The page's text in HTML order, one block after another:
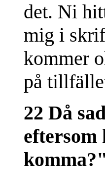
det. Ni
mig i
kommer
på
22 Då
eftersom
komma?"